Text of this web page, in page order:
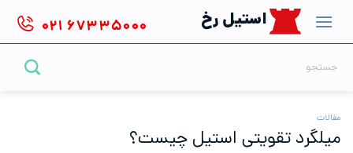
content
استیل رخ ۰۲۱ ۶۷۳۳۵۰۰۰
مقالات
میلگرد تقویتی استیل چیست؟